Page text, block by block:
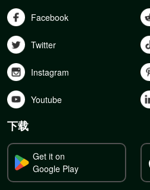
Facebook
Twitter
Instagram
Youtube
下载
Get it on
Google Play